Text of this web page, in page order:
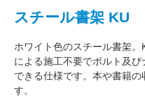
スチール書架 KU
ホワイト色のスチール書架。
による施工不要でボルト及
できる仕様です。本や書籍の
す。